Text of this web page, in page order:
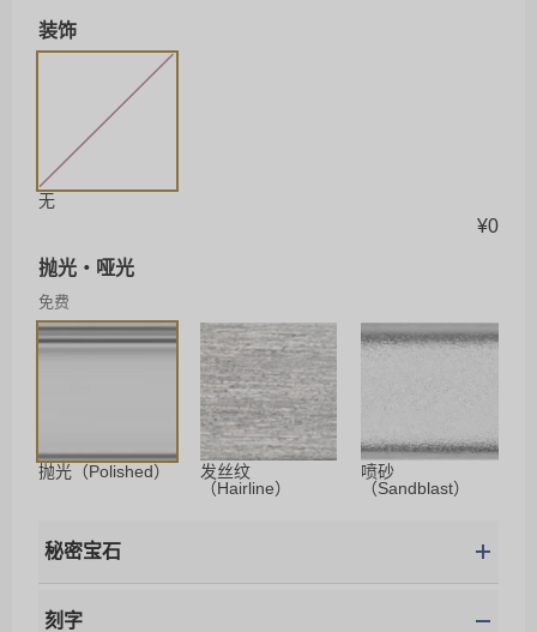
装饰
无
¥0
抛光・哑光
免费
抛光（Polished）
发丝纹
（Hairline）
喷砂
（Sandblast）
秘密宝石
刻字